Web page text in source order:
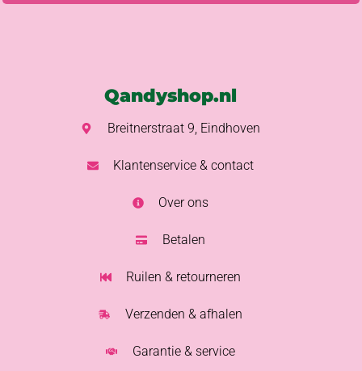
Qandyshop.nl
Breitnerstraat 9, Eindhoven
Klantenservice & contact
Over ons
Betalen
Ruilen & retourneren
Verzenden & afhalen
Garantie & service